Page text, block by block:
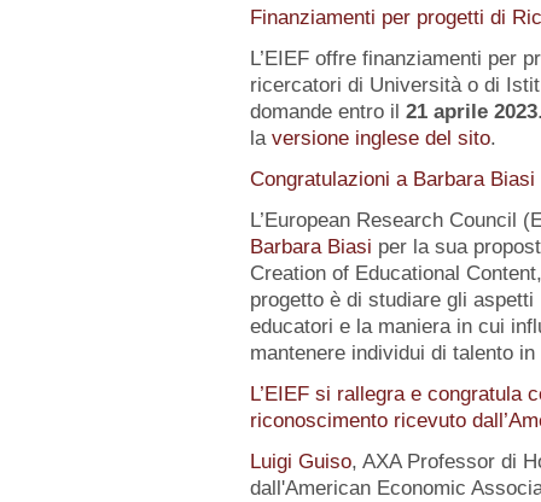
Finanziamenti per progetti di
L’EIEF offre finanziamenti per
ricercatori di Università o di
domande entro il 21 aprile 2023
la versione inglese del sito.
Congratulazioni a Barbara Biasi
L’European Research Council
Barbara Biasi per la sua
Creation of Educational
progetto è di studiare gli
educatori e la maniera in cui
mantenere individui di talento
L’EIEF si rallegra e congratula
riconoscimento ricevuto
Luigi Guiso, AXA Professor di
dall'American Economic